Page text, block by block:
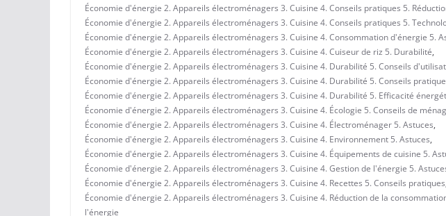
Économie d'énergie 2. Appareils électroménagers 3. Cuisine 4. Conseils pratiques 5.
Économie d'énergie 2. Appareils électroménagers 3. Cuisine 4. Conseils pratiques 5.
Économie d'énergie 2. Appareils électroménagers 3. Cuisine 4. Consommation d'énergie 5.
Économie d'énergie 2. Appareils électroménagers 3. Cuisine 4. Cuiseur de riz 5. Durabilité,
Économie d'énergie 2. Appareils électroménagers 3. Cuisine 4. Durabilité 5. Conseils
Économie d'énergie 2. Appareils électroménagers 3. Cuisine 4. Durabilité 5. Conseils
Économie d'énergie 2. Appareils électroménagers 3. Cuisine 4. Durabilité 5. Efficacité
Économie d'énergie 2. Appareils électroménagers 3. Cuisine 4. Écologie 5. Conseils de
Économie d'énergie 2. Appareils électroménagers 3. Cuisine 4. Électroménager 5. Astuces,
Économie d'énergie 2. Appareils électroménagers 3. Cuisine 4. Environnement 5. Astuces,
Économie d'énergie 2. Appareils électroménagers 3. Cuisine 4. Équipements de cuisine 5.
Économie d'énergie 2. Appareils électroménagers 3. Cuisine 4. Gestion de l'énergie 5.
Économie d'énergie 2. Appareils électroménagers 3. Cuisine 4. Recettes 5. Conseils pratiques
Économie d'énergie 2. Appareils électroménagers 3. Cuisine 4. Réduction de la
l'énergie